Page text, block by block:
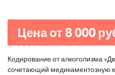
Цена от 8 000
Кодирование от алкоголизма
сочетающий медикаментозную